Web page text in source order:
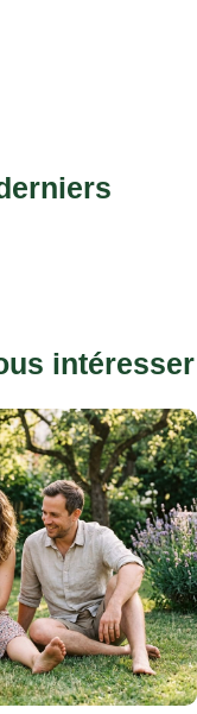
intéresser